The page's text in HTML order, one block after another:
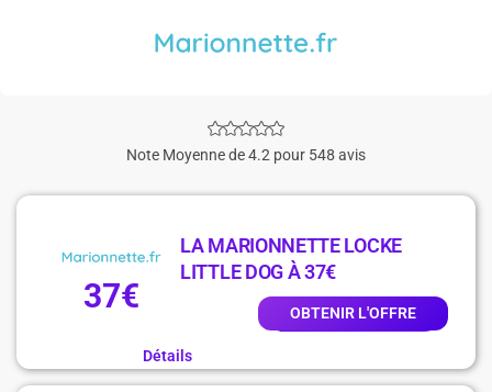
Note Moyenne de 4.2 pour 548 avis
37€
LA MARIONNETTE LOCKE
LITTLE DOG À 37€
OBTENIR L'OFFRE
Détails